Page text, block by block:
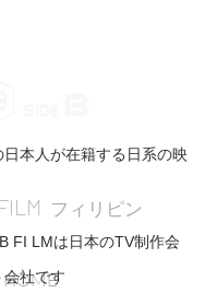
本人が在籍する日系の映
フィリピン
HOME
FI LMは日本のTV制作会
会社です